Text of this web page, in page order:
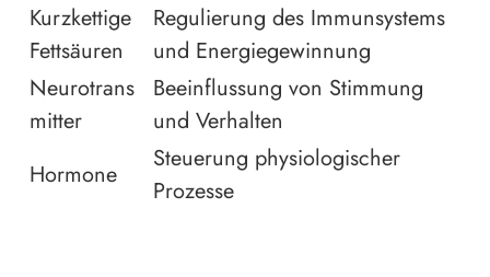
Kurzkettige
Fettsäuren
Regulierung des Immunsystems
und Energiegewinnung
Neurotrans
mitter
Beeinflussung von Stimmung
und Verhalten
Hormone
Steuerung physiologischer
Prozesse